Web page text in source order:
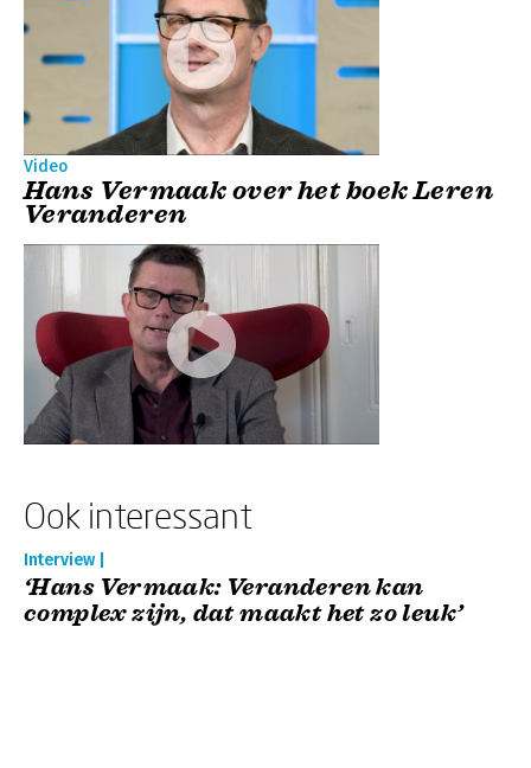
Video
Hans Vermaak over het boek Leren
Veranderen
Ook interessant
Interview |
‘Hans Vermaak: Veranderen kan
complex zijn, dat maakt het zo leuk’